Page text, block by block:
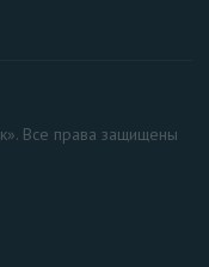
Все права защищены